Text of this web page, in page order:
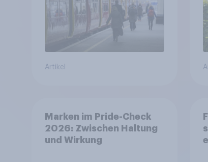
Artikel
Marken im Pride-Check
2026: Zwischen Haltung
und Wirkung